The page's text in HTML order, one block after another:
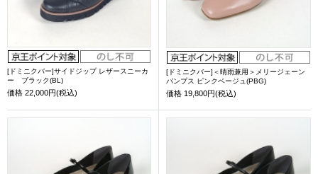
[ドミニクバー]サイドジップ レザースニーカ
ー ブラック(BL)
価格 22,000円(税込)
[ドミニクバー]＜晴雨兼用＞メリージェーン
パンプス ピンクベージュ(PBG)
価格 19,800円(税込)